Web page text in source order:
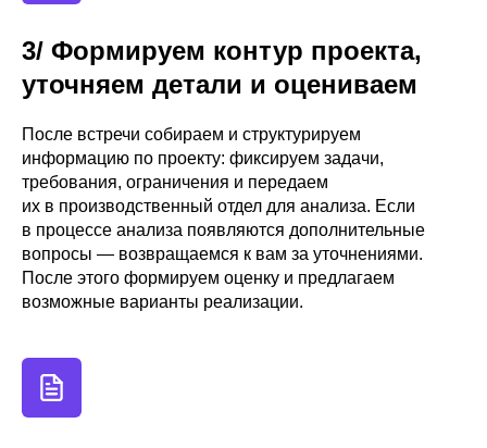
3/ Формируем контур проекта,
уточняем детали и оцениваем
После встречи собираем и структурируем
информацию по проекту: фиксируем задачи,
требования, ограничения и передаем
их в производственный отдел для анализа. Если
в процессе анализа появляются дополнительные
вопросы — возвращаемся к вам за уточнениями.
После этого формируем оценку и предлагаем
возможные варианты реализации.